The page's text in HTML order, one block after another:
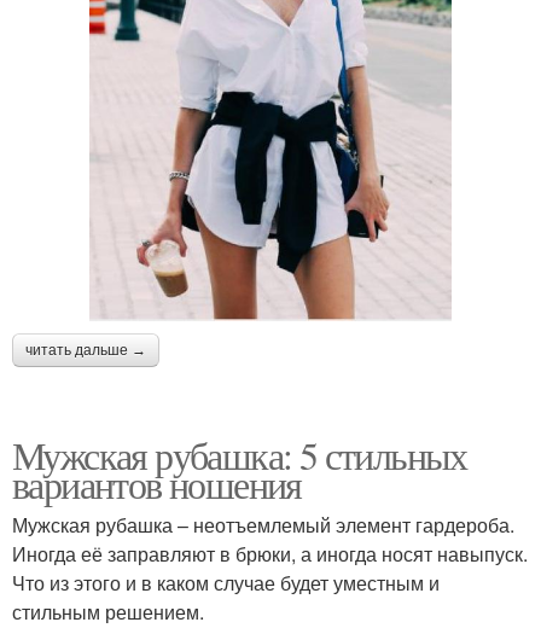
читать дальше →
Мужская рубашка: 5 стильных
вариантов ношения
Мужская рубашка – неотъемлемый элемент гардероба.
Иногда её заправляют в брюки, а иногда носят навыпуск.
Что из этого и в каком случае будет уместным и
стильным решением.